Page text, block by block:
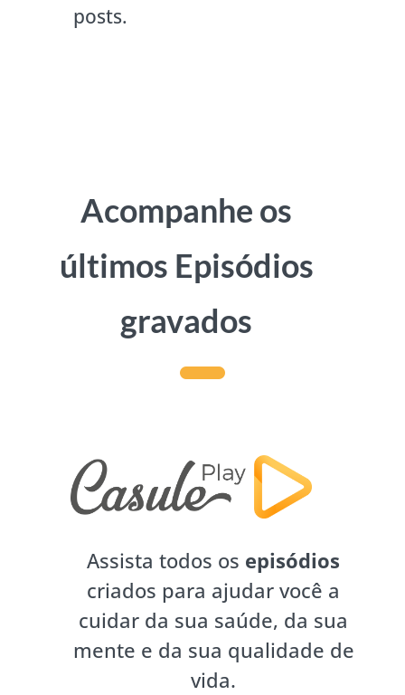
posts.
Acompanhe os
últimos Episódios
gravados
Assista todos os episódios
criados para ajudar você a
cuidar da sua saúde, da sua
mente e da sua qualidade de
vida.